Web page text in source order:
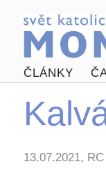
ČLÁNKY
13.07.2021,